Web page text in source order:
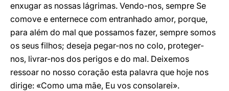
enxugar as nossas lágrimas. Vendo-nos, sempre Se
comove e enternece com entranhado amor, porque,
para além do mal que possamos fazer, sempre somos
os seus filhos; deseja pegar-nos no colo, proteger-
nos, livrar-nos dos perigos e do mal. Deixemos
ressoar no nosso coração esta palavra que hoje nos
dirige: «Como uma mãe, Eu vos consolarei».